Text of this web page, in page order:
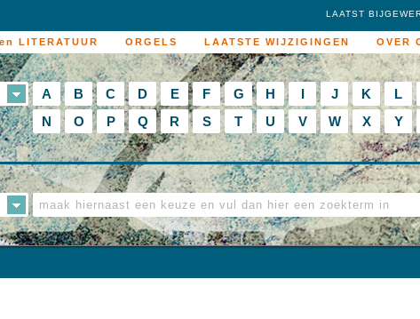
LITERATUUR ORGELS LAATSTE WIJZIGINGEN OVER
LAATST
A B C D E F G H I J K L
N
O P Q R S T U V W X Y